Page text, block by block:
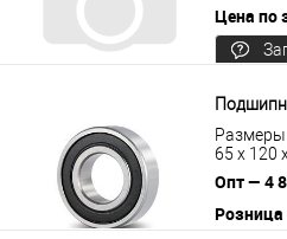
Цена по
Размеры
65 x 120
Опт — 4
Розница